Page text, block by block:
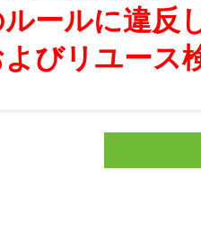
ールに違反
びリユース